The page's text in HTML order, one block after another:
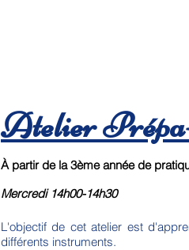
Atelier
À partir de la 3ème année de
Mercredi 14h00-14h30
L'objectif de cet atelier est
différents instruments.